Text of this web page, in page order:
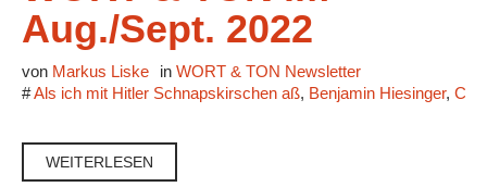
Aug./Sept. 2022
von Markus Liske in WORT & TON Newsletter
#Als ich mit Hitler Schnapskirschen aß, Benjamin Hiesinger,
WEITERLESEN